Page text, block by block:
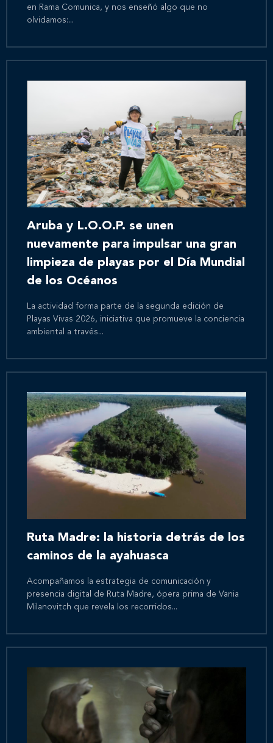
en Rama Comunica, y nos enseñó algo que no
olvidamos:...
Aruba y L.O.O.P. se unen
nuevamente para impulsar una gran
limpieza de playas por el Día Mundial
de los Océanos
La actividad forma parte de la segunda edición de
Playas Vivas 2026, iniciativa que promueve la conciencia
ambiental a través...
Ruta Madre: la historia detrás de los
caminos de la ayahuasca
Acompañamos la estrategia de comunicación y
presencia digital de Ruta Madre, ópera prima de Vania
Milanovitch que revela los recorridos...